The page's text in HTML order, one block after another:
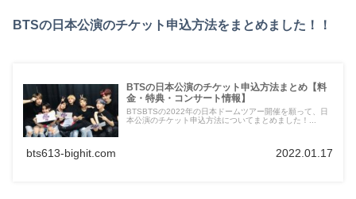
BTSの日本公演のチケット申込方法をまとめました！！
BTSの日本公演のチケット申込方法まとめ【料
金・特典・コンサート情報】
BTSBTSの2022年の日本ドームツアー開催を願って、日
本公演のチケット申込方法についてまとめました！...
bts613-bighit.com 2022.01.17